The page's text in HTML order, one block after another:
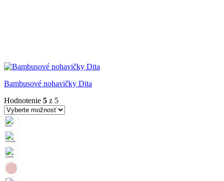
Bambusové nohavičky Dita
Hodnotenie 5 z 5